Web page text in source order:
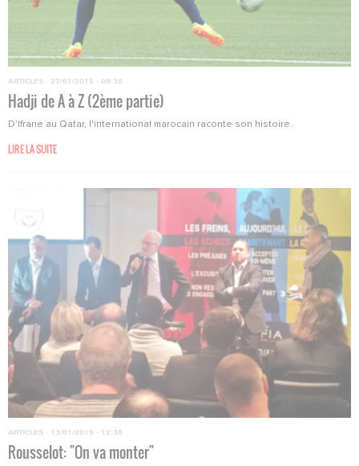
ARTICLES · 27/01/2015 - 09:30
Hadji de A à Z (2ème partie)
D'Ifrane au Qatar, l'international marocain raconte son histoire.
LIRE LA SUITE
ARTICLES · 13/01/2015 - 12:38
Rousselot: "On va monter"